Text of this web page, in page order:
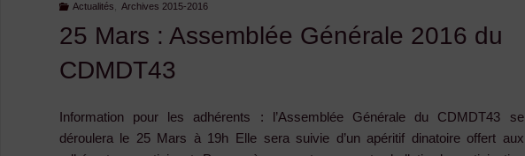
Privat-
Actualités Archives 2015-2016
25 Mars : Assemblée Générale 2016 du
CDMDT43
Information pour les adhérents : l’Assemblée Générale du CDMDT43 se
déroulera le 25 Mars à 19h Elle sera suivie d’un apéritif dinatoire offert aux